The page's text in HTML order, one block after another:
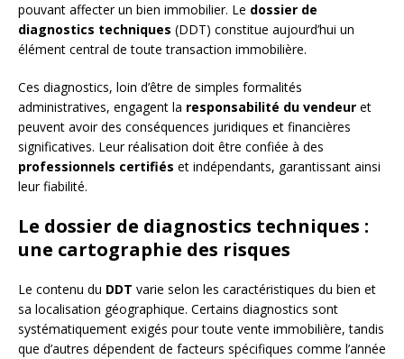
pouvant affecter un bien immobilier. Le dossier de
diagnostics techniques (DDT) constitue aujourd’hui un
élément central de toute transaction immobilière.
Ces diagnostics, loin d’être de simples formalités
administratives, engagent la responsabilité du vendeur et
peuvent avoir des conséquences juridiques et financières
significatives. Leur réalisation doit être confiée à des
professionnels certifiés et indépendants, garantissant ainsi
leur fiabilité.
Le dossier de diagnostics techniques :
une cartographie des risques
Le contenu du DDT varie selon les caractéristiques du bien et
sa localisation géographique. Certains diagnostics sont
systématiquement exigés pour toute vente immobilière, tandis
que d’autres dépendent de facteurs spécifiques comme l’année